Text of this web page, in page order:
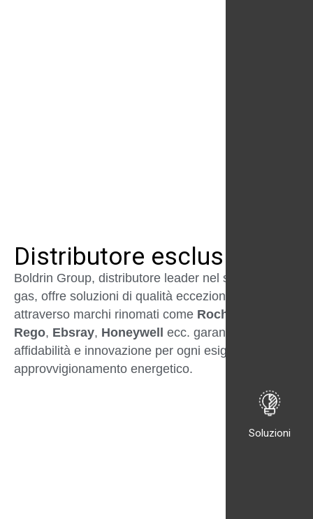
Distributore esclusivo
Boldrin Group, distributore leader nel settore del
gas, offre soluzioni di qualità eccezionale
attraverso marchi rinomati come Rochester
Rego, Ebsray, Honeywell
ecc. garantendo
affidabilità e innovazione per ogni esigenza di
approvvigionamento energetico.
Soluzioni